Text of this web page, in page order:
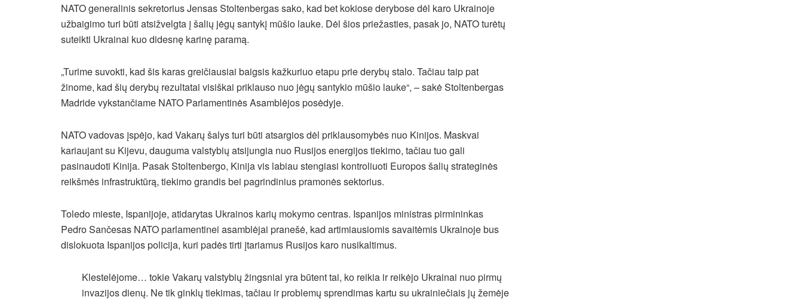
NATO generalinis sekretorius Jensas Stoltenbergas sako, kad bet kokiose derybose dėl karo Ukrainoje
užbaigimo turi būti atsižvelgta į šalių jėgų santykį mūšio lauke. Dėl šios priežasties, pasak jo, NATO turėtų
suteikti Ukrainai kuo didesnę karinę paramą.
„Turime suvokti, kad šis karas greičiausiai baigsis kažkuriuo etapu prie derybų stalo. Tačiau taip pat
žinome, kad šių derybų rezultatai visiškai priklauso nuo jėgų santykio mūšio lauke“, – sakė Stoltenbergas
Madride vykstančiame NATO Parlamentinės Asamblėjos posėdyje.
NATO vadovas įspėjo, kad Vakarų šalys turi būti atsargios dėl priklausomybės nuo Kinijos. Maskvai
kariaujant su Kijevu, dauguma valstybių atsijungia nuo Rusijos energijos tiekimo, tačiau tuo gali
pasinaudoti Kinija. Pasak Stoltenbergo, Kinija vis labiau stengiasi kontroliuoti Europos šalių strateginės
reikšmės infrastruktūrą, tiekimo grandis bei pagrindinius pramonės sektorius.
Toledo mieste, Ispanijoje, atidarytas Ukrainos karių mokymo centras. Ispanijos ministras pirmininkas
Pedro Sančesas NATO parlamentinei asamblėjai pranešė, kad artimiausiomis savaitėmis Ukrainoje bus
dislokuota Ispanijos policija, kuri padės tirti įtariamus Rusijos karo nusikaltimus.
Klestelėjome… tokie Vakarų valstybių žingsniai yra būtent tai, ko reikia ir reikėjo Ukrainai nuo pirmų
invazijos dienų. Ne tik ginklų tiekimas, tačiau ir problemų sprendimas kartu su ukrainiečiais jų žemėje